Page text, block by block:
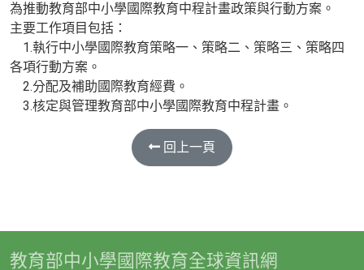
為推動教育部中小學國際教育中程計畫政策與行動方案。
主要工作項目包括：
1.執行中小學國際教育策略一、策略二、策略三、策略四
各項行動方案。
2.分配及補助國際教育經費。
3.核定與管理教育部中小學國際教育中程計畫。
回上一頁
教育部中小學國際教育全球資訊網